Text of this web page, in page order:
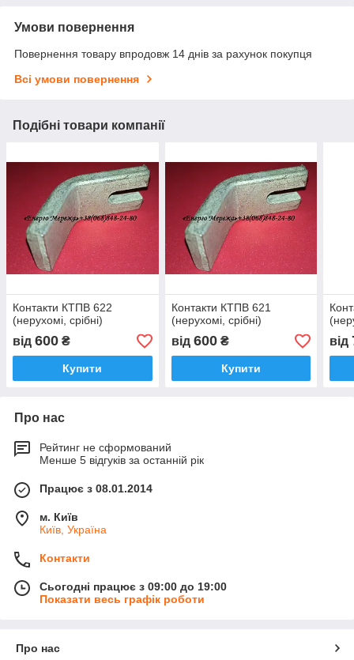
Умови повернення
Повернення товару впродовж 14 днів за рахунок покупця
Всі умови повернення
Подібні товари компанії
Контакти КТПВ 622
(нерухомі, срібні)
від 600 ₴
Купити
Контакти КТПВ 621
(нерухомі, срібні)
від 600₴
Купити
від
Про нас
Рейтинг не сформований
Менше 5 відгуків за останній рік
Працює з 08.01.2014
м. Київ
Київ, Україна
Контакти
Сьогодні працює з 09:00 до 19:00
Показати весь графік роботи
Про нас